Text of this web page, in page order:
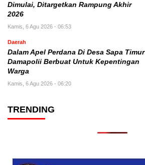
Dimulai, Ditargetkan Rampung Akhir
2026
Kamis, 6 Agu 2026 - 06:53
Daerah
Dalam Apel Perdana Di Desa Sapa Timur
Damapolii Berbuat Untuk Kepentingan
Warga
Kamis, 6 Agu 2026 - 06:20
TRENDING